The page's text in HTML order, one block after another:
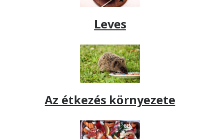
Leves
Az étkezés környezete